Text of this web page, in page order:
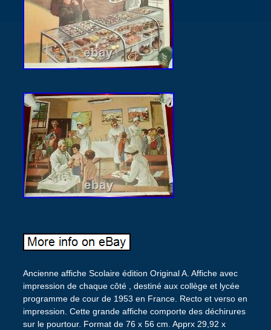
Ancienne affiche Scolaire édition Original A. Affiche avec
impression de chaque côté , destiné aux collège et lycée
programme de cour de 1953 en France. Recto et verso en
impression. Cette grande affiche comporte des déchirures
sur le pourtour. Format de 76 x 56 cm. Apprx 29,92 x